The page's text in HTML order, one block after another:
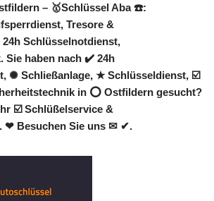
– 🥇Schlüssel Aba ☎️:
Tresore &
Schlüsselnotdienst,
Sie haben nach ✔️ 24h
✺ Schließanlage, ★ Schlüsseldienst, ☑️
in ⭕ Ostfildern gesucht?
☑️ Schlüßelservice &
❤ Besuchen Sie uns ✉ ✔.